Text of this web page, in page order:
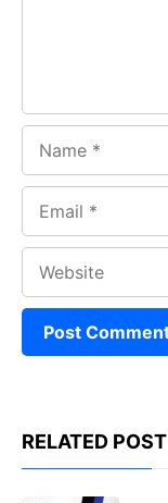
RELATED POST